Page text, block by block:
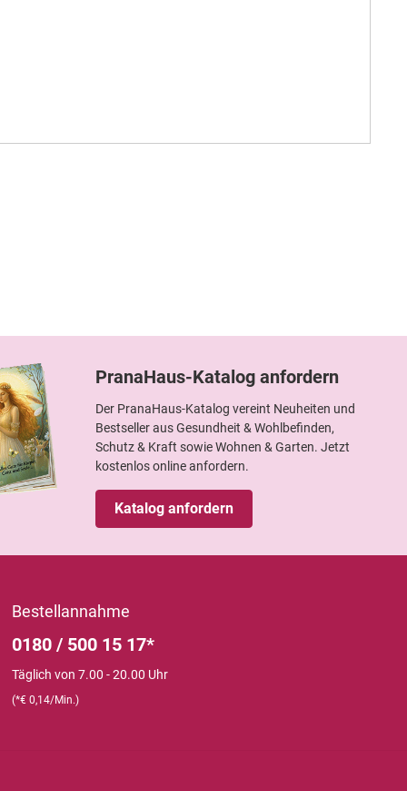
PranaHaus-Katalog anfordern
Der PranaHaus-Katalog vereint Neuheiten und
Bestseller aus Gesundheit & Wohlbefinden,
Schutz & Kraft sowie Wohnen & Garten. Jetzt
kostenlos online anfordern.
Katalog anfordern
Bestellannahme
0180 / 500 15 17*
Täglich von 7.00 - 20.00 Uhr
(*€ 0,14/Min.)